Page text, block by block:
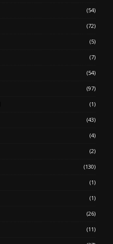
(54)
(72)
(5)
(7)
(54)
(97)
(1)
(43)
(4)
(2)
(130)
(1)
(1)
(26)
(11)